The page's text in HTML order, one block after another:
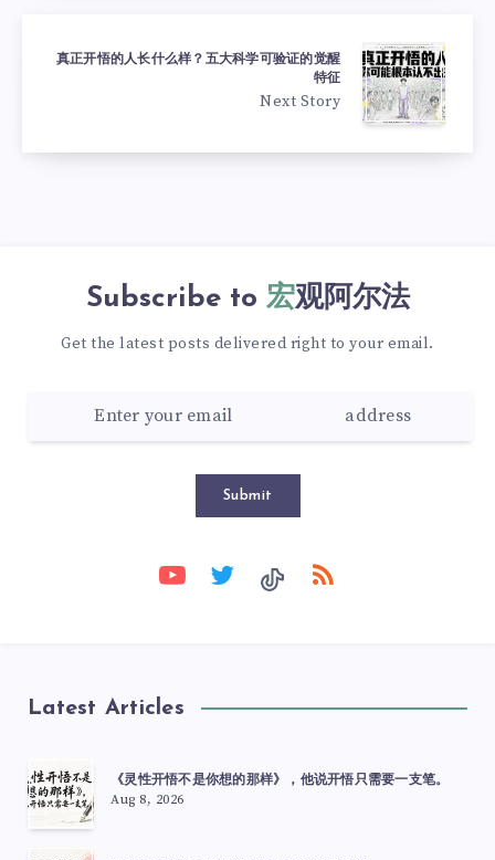
真正开悟的人长什么样？五大科学可验证的觉醒
特征
Next Story
Subscribe to 宏观阿尔法
Get the latest posts delivered right to your email.
Submit
Latest Articles
《灵性开悟不是你想的那样》，他说开悟只需要一支笔。
Aug 8, 2026